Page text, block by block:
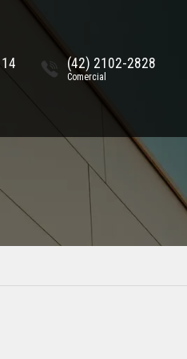
(42) 2102-2828
Comercial